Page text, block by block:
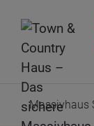
Massivhaus